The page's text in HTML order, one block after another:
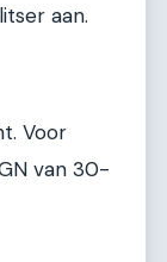
aan.
Voor
van 30-